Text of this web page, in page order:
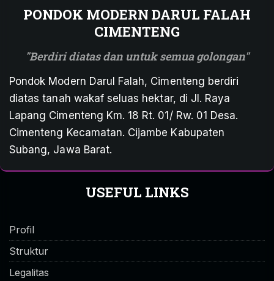
PONDOK MODERN DARUL FALAH
CIMENTENG
Berdiri diatas dan untuk semua golongan
Pondok Modern Darul Falah, Cimenteng berdiri
diatas tanah wakaf seluas hektar, di Jl. Raya
Lapang Cimenteng Km. 18 Rt. 01/ Rw. 01 Desa.
Cimenteng Kecamatan. Cijambe Kabupaten
Subang, Jawa Barat.
USEFUL LINKS
Profil
Struktur
Legalitas